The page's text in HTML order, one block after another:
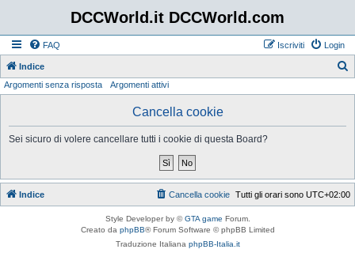
DCCWorld.it DCCWorld.com
FAQ Login
Iscriviti
Indice
Argomenti senza risposta Argomenti attivi
Cancella cookie
Sei sicuro di volere cancellare tutti i cookie di questa Board?
Indice Tutti gli orari sono UTC+02:00
Cancella cookie
Style Developer by ©GTA game Forum.
Creato da phpBB® Forum Software © phpBB Limited
Traduzione Italiana phpBB-Italia.it